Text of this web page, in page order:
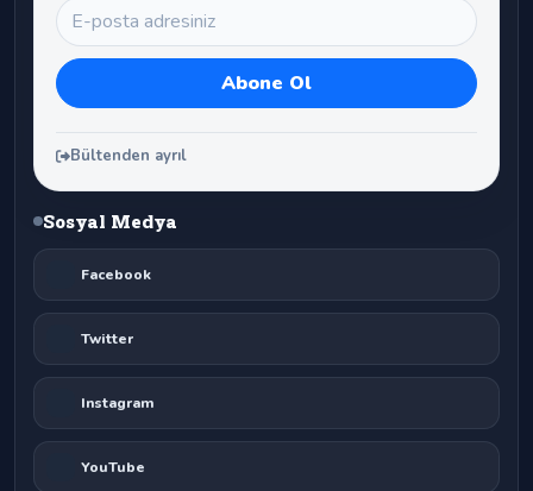
Bültenden ayrıl
Sosyal Medya
Facebook
Twitter
Instagram
YouTube